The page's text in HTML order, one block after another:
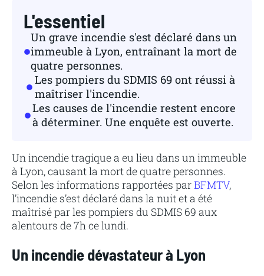
L'essentiel
Un grave incendie s'est déclaré dans un
immeuble à Lyon, entraînant la mort de
quatre personnes.
Les pompiers du SDMIS 69 ont réussi à
maîtriser l'incendie.
Les causes de l'incendie restent encore
à déterminer. Une enquête est ouverte.
Un incendie tragique a eu lieu dans un immeuble
à Lyon, causant la mort de quatre personnes.
Selon les informations rapportées parBFMTV,
l’incendie s’est déclaré dans la nuit et a été
maîtrisé par les pompiers du SDMIS 69 aux
alentours de 7h ce lundi.
Un incendie dévastateur à Lyon